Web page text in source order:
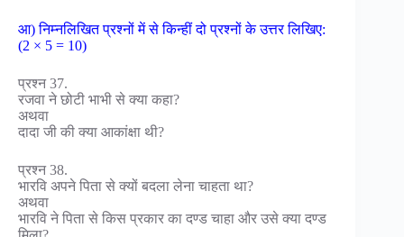
आ) निम्नलिखित प्रश्नों में से किन्हीं दो प्रश्नों के उत्तर लिखिए:
(2 × 5 = 10)
प्रश्न 37.
रजवा ने छोटी भाभी से क्या कहा?
अथवा
दादा जी की क्या आकांक्षा थी?
प्रश्न 38.
भारवि अपने पिता से क्यों बदला लेना चाहता था?
अथवा
भारवि ने पिता से किस प्रकार का दण्ड चाहा और उसे क्या दण्ड